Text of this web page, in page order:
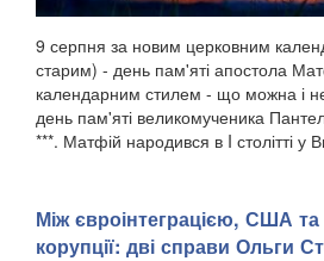
9 серпня за новим церковним
старим) - день пам'яті апостола
календарним стилем - що можна і
день пам'яті великомученика
***. Матфій народився в I столітті у
Між євроінтеграцією, США
корупції: дві справи Ольги